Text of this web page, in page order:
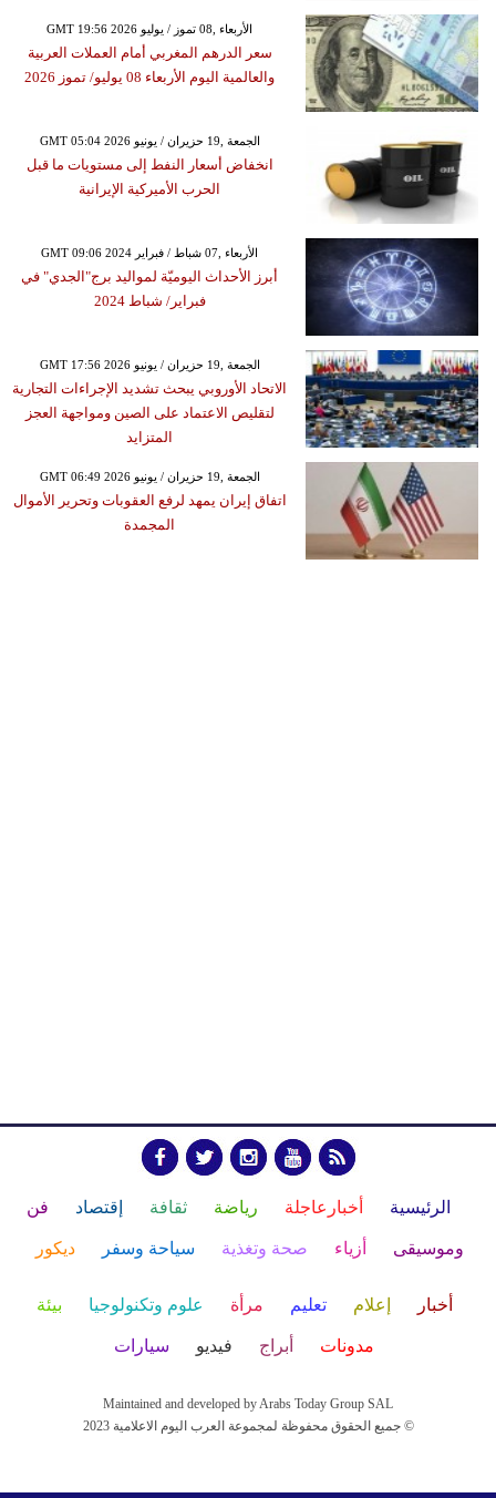
GMT 19:56 2026 الأربعاء ,08 تموز / يوليو
سعر الدرهم المغربي أمام العملات العربية
والعالمية اليوم الأربعاء 08 يوليو/ تموز 2026
GMT 05:04 2026 الجمعة ,19 حزيران / يونيو
انخفاض أسعار النفط إلى مستويات ما قبل
الحرب الأميركية الإيرانية
GMT 09:06 2024 الأربعاء ,07 شباط / فبراير
أبرز الأحداث اليوميّة لمواليد برج"الجدي" في
فبراير/ شباط 2024
GMT 17:56 2026 الجمعة ,19 حزيران / يونيو
الاتحاد الأوروبي يبحث تشديد الإجراءات التجارية
لتقليص الاعتماد على الصين ومواجهة العجز
المتزايد
GMT 06:49 2026 الجمعة ,19 حزيران / يونيو
اتفاق إيران يمهد لرفع العقوبات وتحرير الأموال
المجمدة
الرئيسية أخبارعاجلة رياضة ثقافة إقتصاد فن
وموسيقى أزياء صحة وتغذية سياحة وسفر ديكور
أخبار إعلام تعليم مرأة علوم وتكنولوجيا بيئة
مدونات أبراج فيديو سيارات
Maintained and developed by Arabs Today Group SAL
جميع الحقوق محفوظة لمجموعة العرب اليوم الاعلامية 2023 ©